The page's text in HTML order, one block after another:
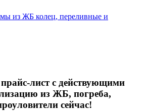
из ЖБ колец, переливные и
лист с действующими
из ЖБ, погреба,
сейчас!